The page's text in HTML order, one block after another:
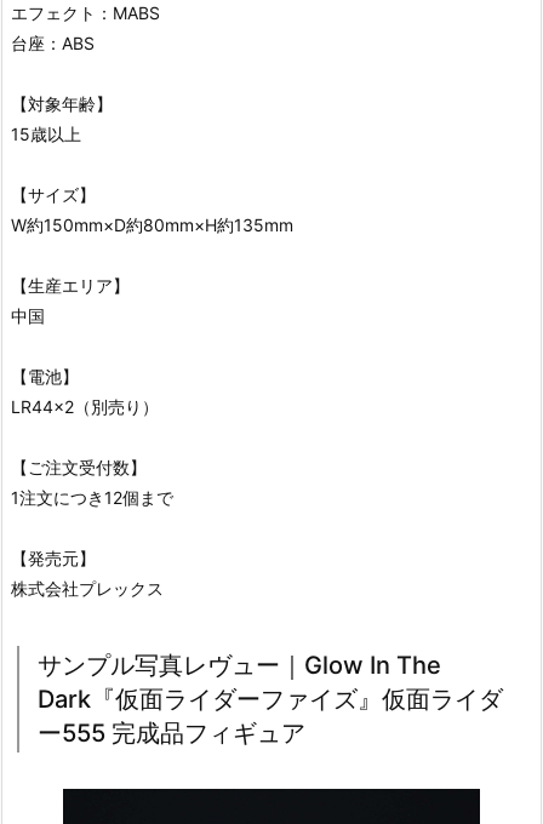
エフェクト：MABS
台座：ABS
【対象年齢】
15歳以上
【サイズ】
W約150mm×D約80mm×H約135mm
【生産エリア】
中国
【電池】
LR44×2（別売り）
【ご注文受付数】
1注文につき12個まで
【発売元】
株式会社プレックス
サンプル写真レヴュー｜Glow In The
Dark『仮面ライダーファイズ』仮面ライダ
ー555 完成品フィギュア